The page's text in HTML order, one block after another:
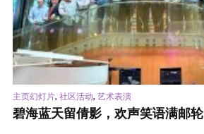
主页幻灯片, 社区活动, 艺术表演
碧海蓝天留倩影，欢声笑语满邮轮